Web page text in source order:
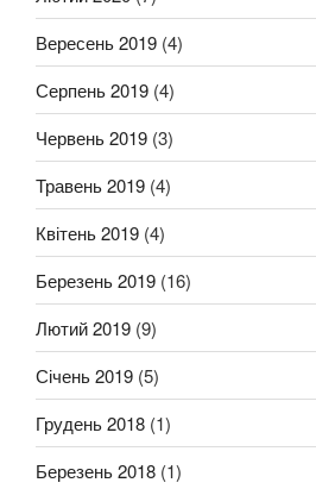
Вересень 2019 (4)
Серпень 2019 (4)
Червень 2019 (3)
Травень 2019 (4)
Квітень 2019 (4)
Березень 2019 (16)
Лютий 2019 (9)
Січень 2019 (5)
Грудень 2018 (1)
Березень 2018 (1)